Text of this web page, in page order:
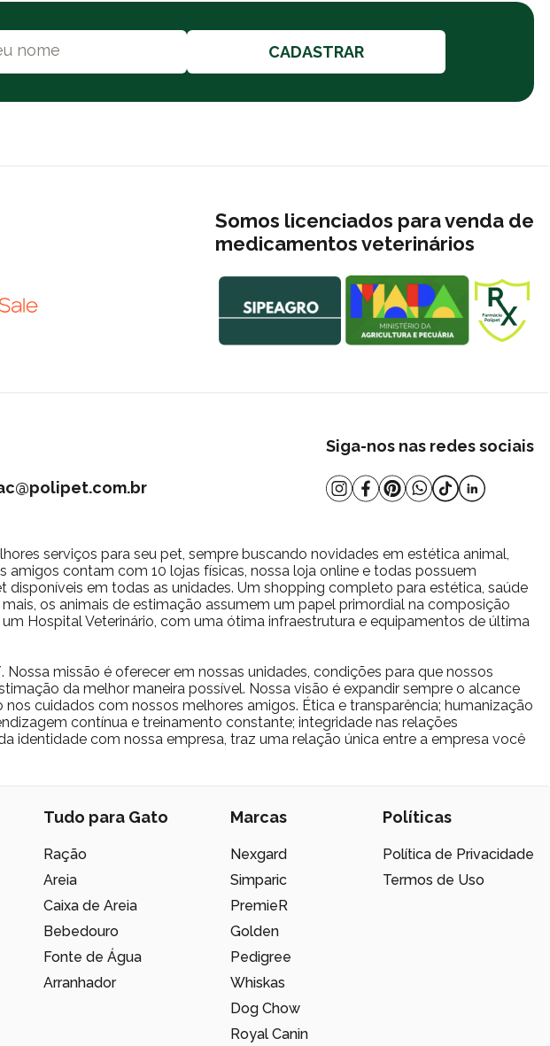
CADASTRAR
Somos licenciados para venda de
medicamentos veterinários
Siga-nos nas redes sociais
serviços para seu pet, sempre buscando novidades em estética animal,
amigos contam com 10 lojas físicas, nossa loja online e todas possuem
disponíveis em todas as unidades. Um shopping completo para estética, saúde
os animais de estimação assumem um papel primordial na composição
Hospital Veterinário, com uma ótima infraestrutura e equipamentos de última
missão é oferecer em nossas unidades, condições para que nossos
da melhor maneira possível. Nossa visão é expandir sempre o alcance
cuidados com nossos melhores amigos. Ética e transparência; humanização
contínua e treinamento constante; integridade nas relações
identidade com nossa empresa, traz uma relação única entre a empresa você
Tudo para Gato
Ração
Areia
Caixa de Areia
Bebedouro
Fonte de Água
Arranhador
Marcas
Nexgard
Simparic
PremieR
Golden
Pedigree
Whiskas
Dog Chow
Royal Canin
Políticas
Política de Privacidade
Termos de Uso